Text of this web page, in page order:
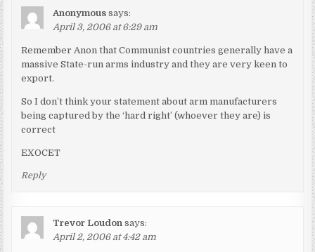
Anonymous says:
April 3, 2006 at 6:29 am
Remember Anon that Communist countries generally have a
massive State-run arms industry and they are very keen to
export.
So I don’t think your statement about arm manufacturers
being captured by the ‘hard right’ (whoever they are) is
correct
EXOCET
Reply
Trevor Loudon says:
April 2, 2006 at 4:42 am